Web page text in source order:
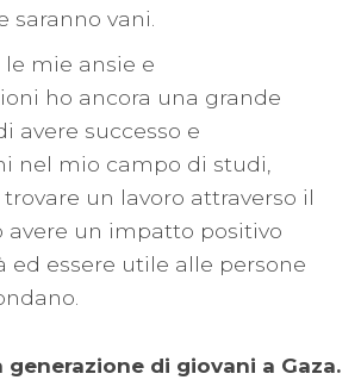
saranno vani.
mie ansie e
ho ancora una grande
avere successo e
nel mio campo di studi,
un lavoro attraverso il
avere un impatto positivo
ed essere utile alle persone
generazione di giovani a Gaza.